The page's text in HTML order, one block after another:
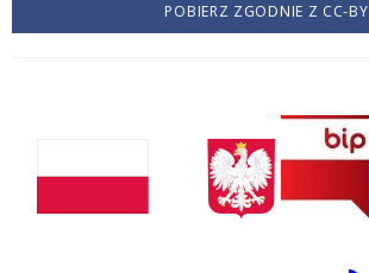
POBIERZ ZGODNIE Z CC-BY